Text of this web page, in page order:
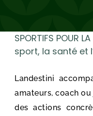
SPORTIFS POUR
sport, la santé et
Landestini
amateurs, coach
des actions